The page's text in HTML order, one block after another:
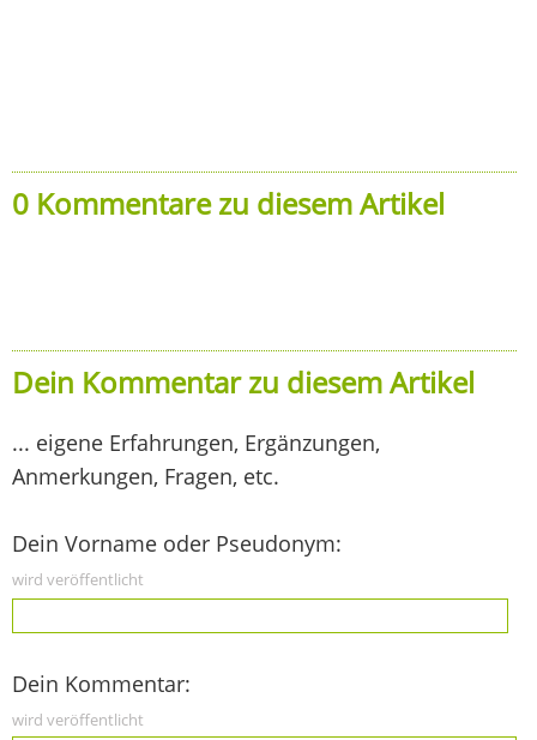
0 Kommentare zu diesem Artikel
Dein Kommentar zu diesem Artikel
... eigene Erfahrungen, Ergänzungen,
Anmerkungen, Fragen, etc.
Dein Vorname oder Pseudonym:
wird veröffentlicht
Dein Kommentar:
wird veröffentlicht